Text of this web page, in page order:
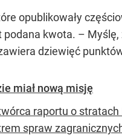
opublikowały
podana kwota. –
dziewięć
miał nową misję
raportu o
spraw